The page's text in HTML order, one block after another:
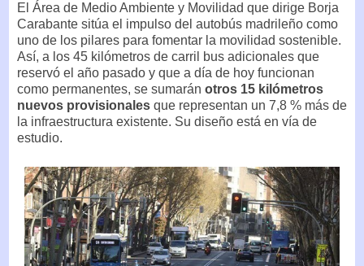
El Área de Medio Ambiente y Movilidad que dirige Borja
Carabante sitúa el impulso del autobús madrileño como
uno de los pilares para fomentar la movilidad sostenible.
Así, a los 45 kilómetros de carril bus adicionales que
reservó el año pasado y que a día de hoy funcionan
como permanentes, se sumarán otros 15 kilómetros
nuevos provisionales que representan un 7,8 % más de
la infraestructura existente. Su diseño está en vía de
estudio.